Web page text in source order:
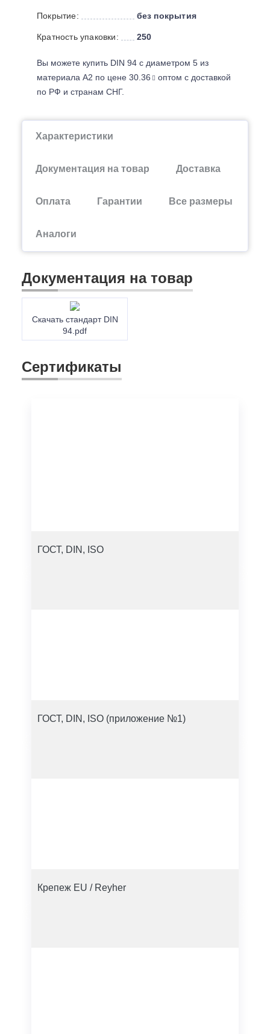
Покрытие: без покрытия
Кратность упаковки: 250
Вы можете купить DIN 94 с диаметром 5 из
материала А2 по цене 30.36
оптом с доставкой
по РФ и странам СНГ.
Характеристики
Документация на товар Доставка
Оплата Гарантии Все размеры
Аналоги
Документация на товар
Скачать стандарт DIN
94.pdf
Сертификаты
ГОСТ, DIN, ISO
ГОСТ, DIN, ISO (приложение №1)
Крепеж EU / Reyher